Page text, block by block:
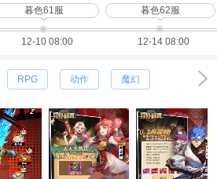
暮色61服
12-10 08:00
暮色62服
12-14 08:00
RPG 动作 魔幻